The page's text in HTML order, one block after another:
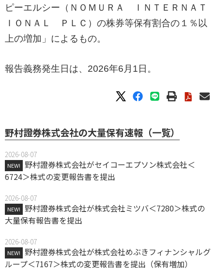
ピーエルシー（ＮＯＭＵＲＡ ＩＮＴＥＲＮＡＴ
ＩＯＮＡＬ ＰＬＣ）の株券等保有割合の１％以
上の増加」によるもの。
報告義務発生日は、2026年6月1日。
野村證券株式会社の大量保有速報（一覧）
2026-08-07
NEW!
野村證券株式会社がセイコーエプソン株式会社＜
6724＞株式の変更報告書を提出
2026-08-07
NEW!
野村證券株式会社が株式会社ミツバ＜7280＞株式の
大量保有報告書を提出
2026-08-07
NEW!
野村證券株式会社が株式会社めぶきフィナンシャルグ
ループ＜7167＞株式の変更報告書を提出（保有増加）